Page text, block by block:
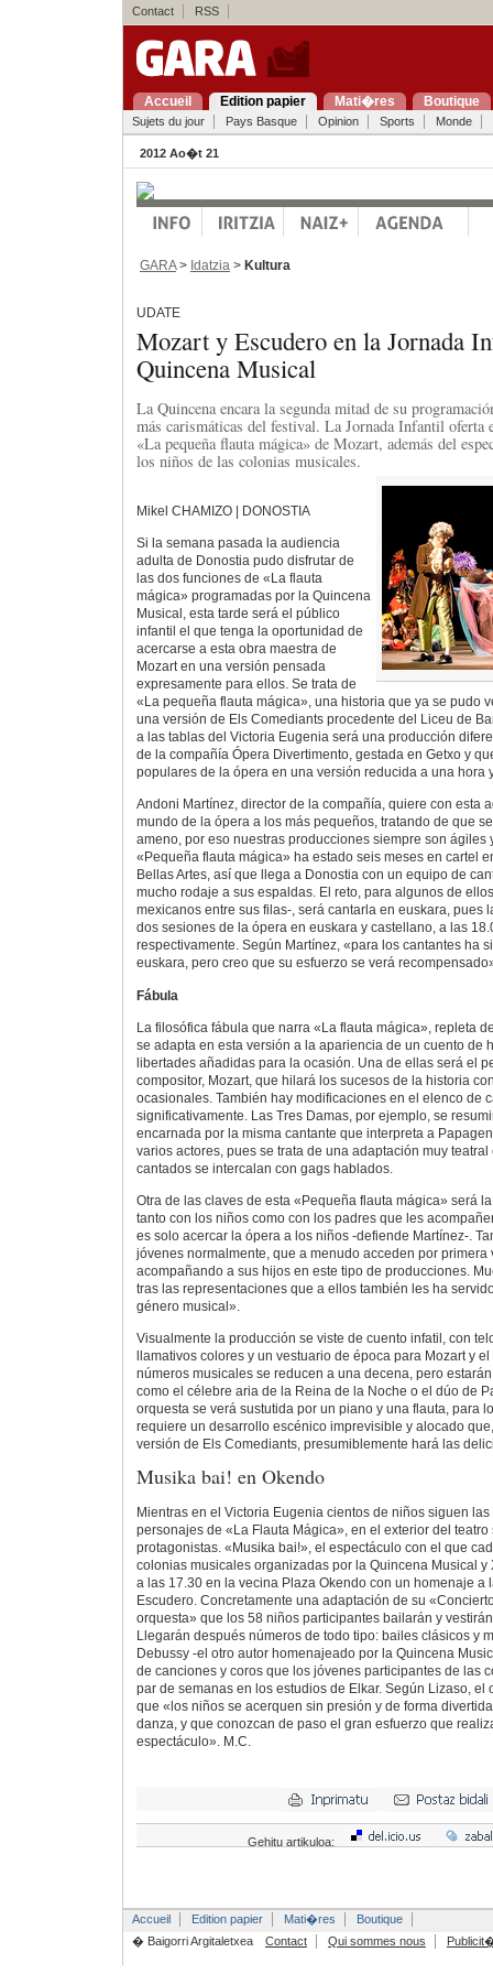
Contact RSS
Accueil Edition papier Mati�res Boutique
Sujets du jour Pays Basque Opinion Sports Monde
2012 Ao�t 21
GARA> Idatzia > Kultura
UDATE
Mozart y Escudero en la Jornada
Quincena Musical
La Quincena encara la segunda mitad de su
más carismáticas del festival. La Jornada Infantil oferta
«La pequeña flauta mágica» de Mozart, además del
los niños de las colonias musicales.
Mikel CHAMIZO | DONOSTIA
Si la semana pasada la audiencia
adulta de Donostia pudo disfrutar de
las dos funciones de «La flauta
mágica» programadas por la Quincena
Musical, esta tarde será el público
infantil el que tenga la oportunidad de
acercarse a esta obra maestra de
Mozart en una versión pensada
expresamente para ellos. Se trata de
«La pequeña flauta mágica», una historia que ya se pudo
una versión de Els Comediants procedente del Liceu de
a las tablas del Victoria Eugenia será una producción
de la compañía Ópera Divertimento, gestada en Getxo y
populares de la ópera en una versión reducida a una hora
Andoni Martínez, director de la compañía, quiere con esta
mundo de la ópera a los más pequeños, tratando de que
ameno, por eso nuestras producciones siempre son ágiles
«Pequeña flauta mágica» ha estado seis meses en cartel
Bellas Artes, así que llega a Donostia con un equipo de
mucho rodaje a sus espaldas. El reto, para algunos de
mexicanos entre sus filas-, será cantarla en euskara, pues
dos sesiones de la ópera en euskara y castellano, a las
respectivamente. Según Martínez, «para los cantantes ha
euskara, pero creo que su esfuerzo se verá
Fábula
La filosófica fábula que narra «La flauta mágica», repleta
se adapta en esta versión a la apariencia de un cuento de
libertades añadidas para la ocasión. Una de ellas será el
compositor, Mozart, que hilará los sucesos de la historia
ocasionales. También hay modificaciones en el elenco de
significativamente. Las Tres Damas, por ejemplo, se
encarnada por la misma cantante que interpreta a
varios actores, pues se trata de una adaptación muy
cantados se intercalan con gags hablados.
Otra de las claves de esta «Pequeña flauta mágica» será
tanto con los niños como con los padres que les
es solo acercar la ópera a los niños -defiende Martínez-.
jóvenes normalmente, que a menudo acceden por primera
acompañando a sus hijos en este tipo de producciones.
tras las representaciones que a ellos también les ha
género musical».
Visualmente la producción se viste de cuento infatil, con
llamativos colores y un vestuario de época para Mozart y
números musicales se reducen a una decena, pero
como el célebre aria de la Reina de la Noche o el dúo de
orquesta se verá sustutida por un piano y una flauta, para
requiere un desarrollo escénico imprevisible y alocado
versión de Els Comediants, presumiblemente hará las
Musika bai! en Okendo
Mientras en el Victoria Eugenia cientos de niños siguen
personajes de «La Flauta Mágica», en el exterior del
protagonistas. «Musika bai!», el espectáculo con el que
colonias musicales organizadas por la Quincena Musical y
a las 17.30 en la vecina Plaza Okendo con un homenaje a
Escudero. Concretamente una adaptación de su
orquesta» que los 58 niños participantes bailarán y
Llegarán después números de todo tipo: bailes clásicos y
Debussy -el otro autor homenajeado por la Quincena
de canciones y coros que los jóvenes participantes de las
par de semanas en los estudios de Elkar. Según Lizaso, el
que «los niños se acerquen sin presión y de forma
danza, y que conozcan de paso el gran esfuerzo que
espectáculo». M.C.
Gehitu artikuloa:
Accueil Edition papier Mati�res
Boutique
� Baigorri Argitaletxea
Contact Qui sommes nous